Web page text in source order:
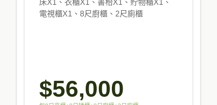
床X1、衣櫃X1、書枱X1、貯物櫃X1、
電視櫃X1、8尺廚櫃、2尺廁櫃
$56,000